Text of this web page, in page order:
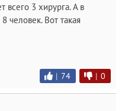
всего 3 хирурга. А в
человек. Вот такая
| 74 | 0